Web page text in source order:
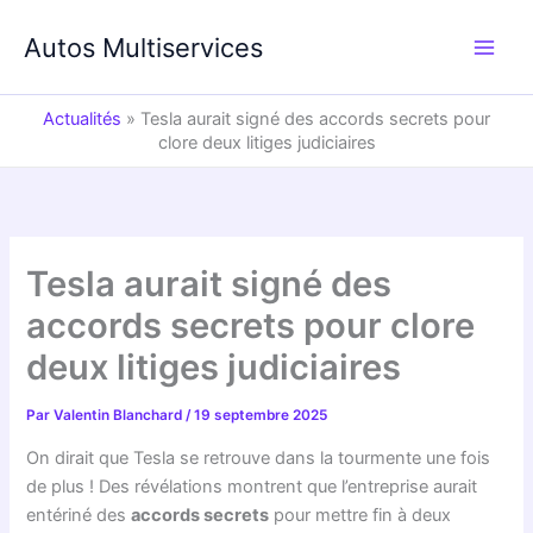
Autos Multiservices
Actualités » Tesla aurait signé des accords secrets pour
clore deux litiges judiciaires
Tesla aurait signé des
accords secrets pour clore
deux litiges judiciaires
ParValentin Blanchard/19 septembre 2025
On dirait que Tesla se retrouve dans la tourmente une fois
de plus ! Des révélations montrent que l’entreprise aurait
entériné desaccords secrets pour mettre fin à deux